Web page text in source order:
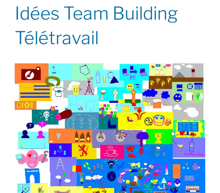
Idées Team Building
Télétravail